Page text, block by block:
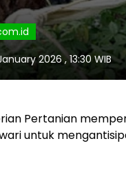
2026 , 13:30 WIB
Pertanian
untuk